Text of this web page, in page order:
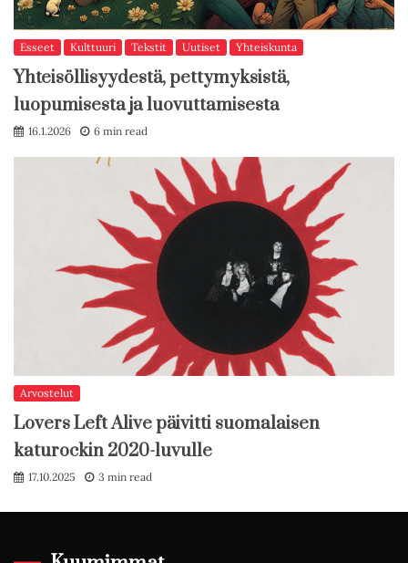
Esseet Kulttuuri Tekstit Uutiset Yhteiskunta
Yhteisöllisyydestä, pettymyksistä,
luopumisesta ja luovuttamisesta
16.1.2026 6 min read
Arvostelut
Lovers Left Alive päivitti suomalaisen
katurockin 2020-luvulle
17.10.2025 3 min read